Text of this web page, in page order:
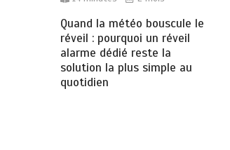
Quand la météo bouscule le
réveil : pourquoi un réveil
alarme dédié reste la
solution la plus simple au
quotidien